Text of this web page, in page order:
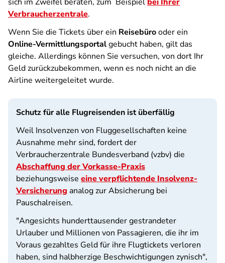
Verbraucherzentrale.
Wenn Sie die Tickets über ein Reisebürooder ein
Online-Vermittlungsportalgebucht haben, gilt das
gleiche. Allerdings können Sie versuchen, von dort Ihr
Geld zurückzubekommen, wenn es noch nicht an die
Airline weitergeleitet wurde.
Schutz für alle Flugreisenden ist überfällig
Weil Insolvenzen von Fluggesellschaften keine
Ausnahme mehr sind, fordert der
Verbraucherzentrale Bundesverband (vzbv) die
Abschaffung der Vorkasse-Praxis
beziehungsweise eine verpflichtende Insolvenz-
Versicherung analog zur Absicherung bei
Pauschalreisen.
"Angesichts hunderttausender gestrandeter
Urlauber und Millionen von Passagieren, die ihr im
Voraus gezahltes Geld für ihre Flugtickets verloren
haben, sind halbherzige Beschwichtigungen zynisch",